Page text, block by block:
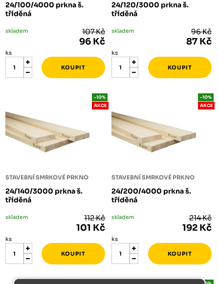
24/100/4000 prkna š.
tříděná
skladem 107 Kč
96 Kč
ks
24/120/3000 prkna š.
tříděná
skladem 96 Kč
87 Kč
ks
STAVEBNÍ SMRKOVÉ PRKNO
24/140/3000 prkna š.
tříděná
-10%
AKCE
skladem 112 Kč
101 Kč
ks
STAVEBNÍ SMRKOVÉ PRKNO
24/200/4000 prkna š.
tříděná
-10%
AKCE
skladem 214 Kč
192 Kč
ks